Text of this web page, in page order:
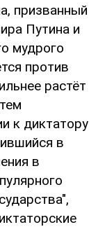
призванный
Путина и
мудрого
против
растёт
к диктатору
в
в